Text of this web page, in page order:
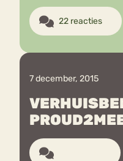
22 reacties
7 december, 2015